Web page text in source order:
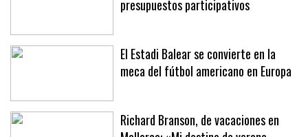
El pueblo decidirá en qué invertir los
El Estadi Balear se convierte en la